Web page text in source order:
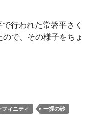
行われた常磐平さく
で、その様子をちょ
@常盤平さくらまつり
ィニティ
一握の砂